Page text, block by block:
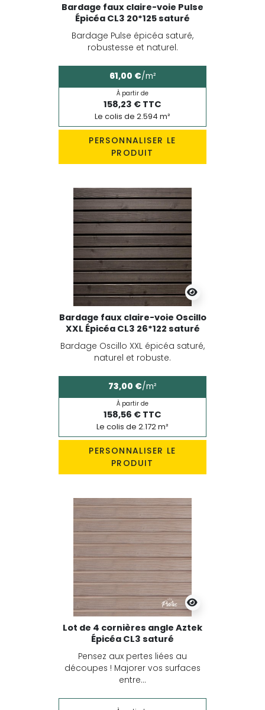
Bardage faux claire-voie Pulse
Épicéa CL3 20*125 saturé
Bardage Pulse épicéa saturé,
robustesse et naturel.
61,00 €/m²
À partir de
158,23 € TTC
Le colis de 2.594 m²
PERSONNALISER LE
PRODUIT
Bardage faux claire-voie Oscillo
XXL Épicéa CL3 26*122 saturé
Bardage Oscillo XXL épicéa saturé,
naturel et robuste.
73,00 €/m²
À partir de
158,56 € TTC
Le colis de 2.172 m²
PERSONNALISER LE
PRODUIT
Lot de 4 cornières angle Aztek
Épicéa CL3 saturé
Pensez aux pertes liées au
découpes ! Majorer vos surfaces
entre...